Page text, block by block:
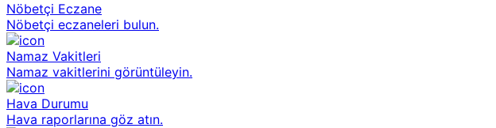
Nöbetçi Eczane
Nöbetçi eczaneleri bulun.
Namaz Vakitleri
Namaz vakitlerini görüntüleyin.
Hava Durumu
Hava raporlarına göz atın.